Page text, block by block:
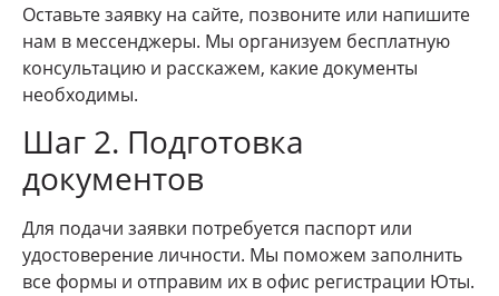
Оставьте заявку на сайте, позвоните или напишите
нам в мессенджеры. Мы организуем бесплатную
консультацию и расскажем, какие документы
необходимы.
Шаг 2. Подготовка
документов
Для подачи заявки потребуется паспорт или
удостоверение личности. Мы поможем заполнить
все формы и отправим их в офис регистрации Юты.